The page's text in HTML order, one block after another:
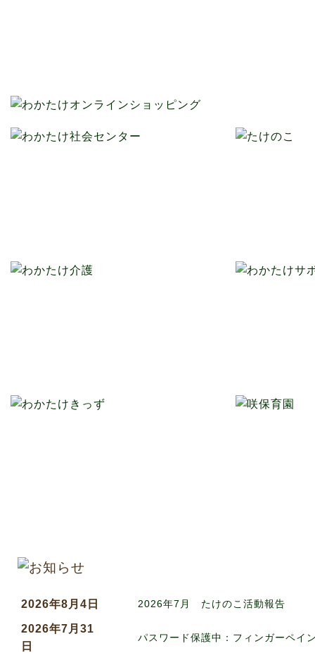
2026年8月4日 2026年7月 たけのこ活動報告
2026年7月31
日
パスワード保護中：フィンガーペイ